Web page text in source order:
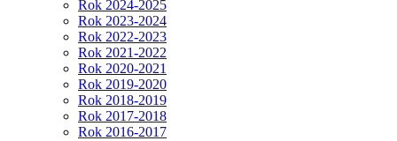
Rok 2024-2025
Rok 2023-2024
Rok 2022-2023
Rok 2021-2022
Rok 2020-2021
Rok 2019-2020
Rok 2018-2019
Rok 2017-2018
Rok 2016-2017